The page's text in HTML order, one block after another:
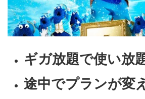
ギガ放題で使い放
途中でプランが変